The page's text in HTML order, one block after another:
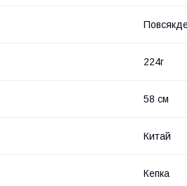
224г
58 см
Китай
Кепка